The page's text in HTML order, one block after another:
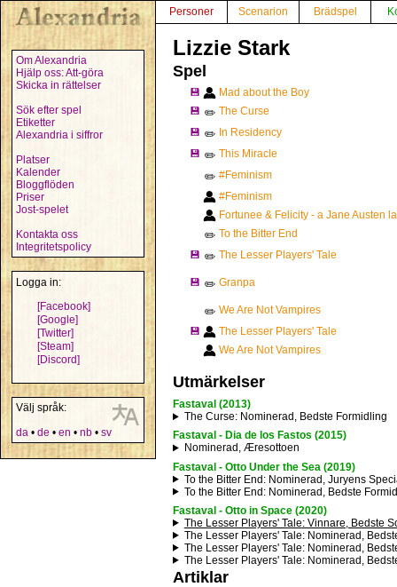
Om Alexandria
Hjälp oss: Att-göra
Skicka in rättelser
Sök efter spel
Etiketter
Alexandria i siffror
Platser
Kalender
Bloggflöden
Priser
Jost-spelet
Kontakta oss
Integritetspolicy
Logga in:
[Facebook]
[Google]
[Twitter]
[Steam]
[Discord]
Välj språk:
da • de • en • nb • sv
Personer Scenarion Brädspel
Lizzie Stark
Spel
💾
Mad about the Boy
💾 ✏️ The Curse
💾 ✏️ In Residency
💾 ✏️ This Miracle
✏️ #Feminism
#Feminism
Fortunee & Felicity - a Jane Austen
✏️ To the Bitter End
💾 ✏️ The Lesser Players' Tale
💾 ✏️ Granpa
✏️ We Are Not Vampires
💾
The Lesser Players' Tale
We Are Not Vampires
Utmärkelser
Fastaval (2013)
The Curse: Nominerad, Bedste Formidling
Fastaval - Dia de los Fastos (2015)
Nominerad, Æresottoen
Fastaval - Otto Under the Sea (2019)
To the Bitter End: Nominerad, Juryens
To the Bitter End: Nominerad, Bedste
Fastaval - Otto in Space (2020)
The Lesser Players' Tale: Vinnare, Bedste
The Lesser Players' Tale: Nominerad,
The Lesser Players' Tale: Nominerad,
The Lesser Players' Tale: Nominerad,
Artiklar